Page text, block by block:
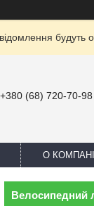
будуть
+380 (68) 720-70-98
О КОМПАНІЇ
Велосипедний